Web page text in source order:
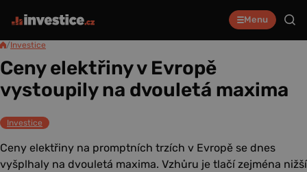
Menu
/Investice
Ceny elektřiny v Evropě
vystoupily na dvouletá maxima
Investice
Ceny elektřiny na promptních trzích v Evropě se dnes
vyšplhaly na dvouletá maxima. Vzhůru je tlačí zejména nižší